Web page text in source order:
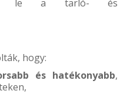
le a tarló- és
hogy:
és hatékonyabb,